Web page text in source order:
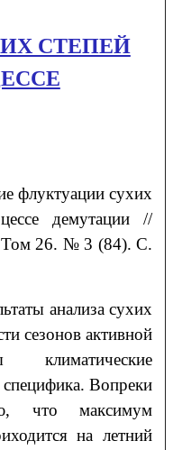
СТЕПЕЙ
флуктуации сухих
демутации//
Том 26. № 3 (84). С.
анализа сухих
сезонов активной
климатические
Вопреки
что максимум
на летний